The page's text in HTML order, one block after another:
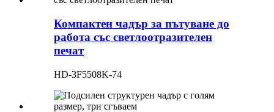
Компактен чадър за пътуване до
работа със светлоотразителен
печат
HD-3F5508K-74